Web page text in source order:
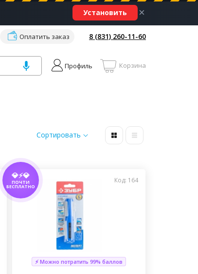
Установить ×
Оплатить заказ 8 (831) 260-11-60
Профиль Корзина
Сортировать
💎⚡💎
ПОЧТИ
БЕСПЛАТНО
Код: 164
⚡ Можно потратить 99% баллов